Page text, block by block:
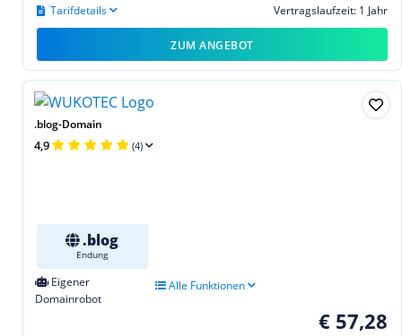
Vertragslaufzeit: 1 Jahr
Tarifdetails
ZUM ANGEBOT
.blog-Domain
4,9 (4)
.blog
Endung
Eigener
Domainrobot
Alle Funktionen
€ 57,28